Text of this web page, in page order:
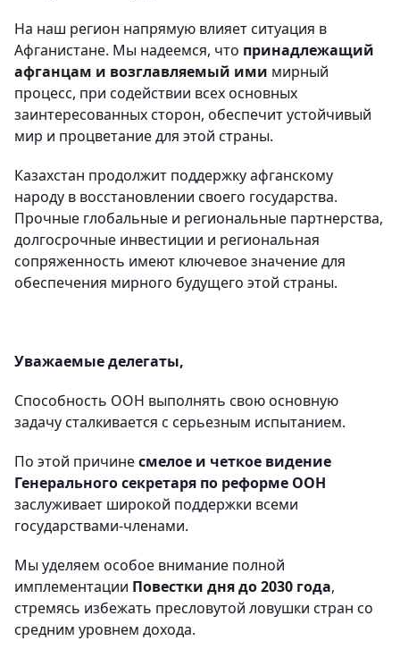
На наш регион напрямую влияет ситуация в
Афганистане. Мы надеемся, что принадлежащий
афганцам и возглавляемый ими мирный
процесс, при содействии всех основных
заинтересованных сторон, обеспечит устойчивый
мир и процветание для этой страны.
Казахстан продолжит поддержку афганскому
народу в восстановлении своего государства.
Прочные глобальные и региональные партнерства,
долгосрочные инвестиции и региональная
сопряженность имеют ключевое значение для
обеспечения мирного будущего этой страны.
Уважаемые делегаты,
Способность ООН выполнять свою основную
задачу сталкивается с серьезным испытанием.
По этой причинесмелое и четкое видение
Генерального секретаря по реформе ООН
заслуживает широкой поддержки всеми
государствами-членами.
Мы уделяем особое внимание полной
имплементации Повестки дня до 2030 года,
стремясь избежать пресловутой ловушки стран со
средним уровнем дохода.